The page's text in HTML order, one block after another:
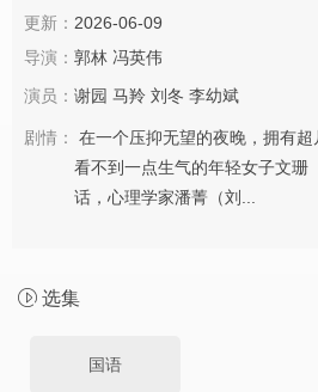
更新： 2026-06-09
导演： 郭林 冯英伟
演员： 谢园 马羚 刘冬 李幼斌
剧情：
在一个压抑无望的夜晚，拥有
看不到一点生气的年轻女子文珊
话，心理学家潘菁（刘...
选集
国语